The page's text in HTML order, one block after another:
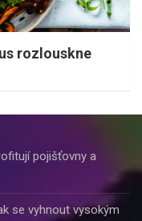
rozlouskne
pojišťovny a
se vyhnout vysokým